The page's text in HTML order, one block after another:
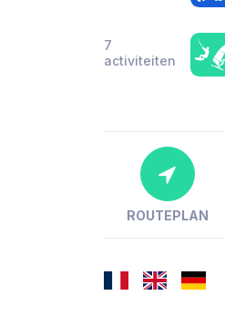
7
activiteiten
ROUTEPLAN